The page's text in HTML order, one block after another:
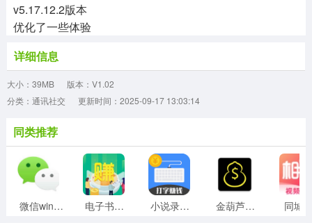
v5.17.12.2版本
优化了一些体验
详细信息
大小：39MB
版本：V1.02
分类：通讯社交
更新时间：2025-09-17 13:03:14
同类推荐
微信windows版 电子书录入员 小说录入打字员 金葫芦挂机 同城